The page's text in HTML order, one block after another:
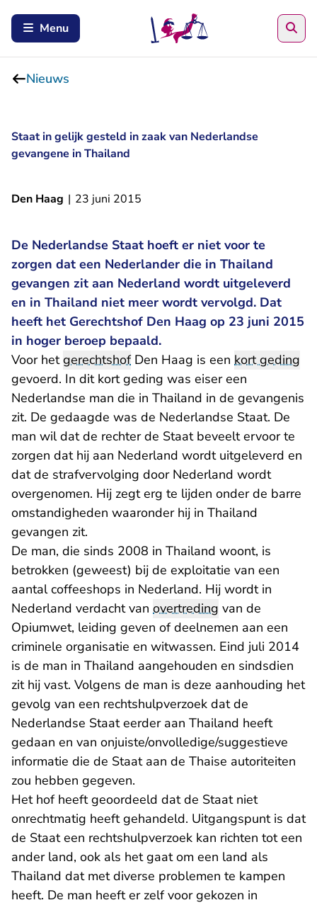
Menu
Nieuws
Staat in gelijk gesteld in zaak van Nederlandse
gevangene in Thailand
Den Haag | 23 juni 2015
De Nederlandse Staat hoeft er niet voor te
zorgen dat een Nederlander die in Thailand
gevangen zit aan Nederland wordt uitgeleverd
en in Thailand niet meer wordt vervolgd. Dat
heeft het Gerechtshof Den Haag op 23 juni 2015
in hoger beroep bepaald.
Voor hetgerechtshofDen Haag is een kort geding
gevoerd. In dit kort geding was eiser een
Nederlandse man die in Thailand in de gevangenis
zit. De gedaagde was de Nederlandse Staat. De
man wil dat de rechter de Staat beveelt ervoor te
zorgen dat hij aan Nederland wordt uitgeleverd en
dat de strafvervolging door Nederland wordt
overgenomen. Hij zegt erg te lijden onder de barre
omstandigheden waaronder hij in Thailand
gevangen zit.
De man, die sinds 2008 in Thailand woont, is
betrokken (geweest) bij de exploitatie van een
aantal coffeeshops in Nederland. Hij wordt in
Nederland verdacht van overtreding van de
Opiumwet, leiding geven of deelnemen aan een
criminele organisatie en witwassen. Eind juli 2014
is de man in Thailand aangehouden en sindsdien
zit hij vast. Volgens de man is deze aanhouding het
gevolg van een rechtshulpverzoek dat de
Nederlandse Staat eerder aan Thailand heeft
gedaan en van onjuiste/onvolledige/suggestieve
informatie die de Staat aan de Thaise autoriteiten
zou hebben gegeven.
Het hof heeft geoordeeld dat de Staat niet
onrechtmatig heeft gehandeld. Uitgangspunt is dat
de Staat een rechtshulpverzoek kan richten tot een
ander land, ook als het gaat om een land als
Thailand dat met diverse problemen te kampen
heeft. De man heeft er zelf voor gekozen in